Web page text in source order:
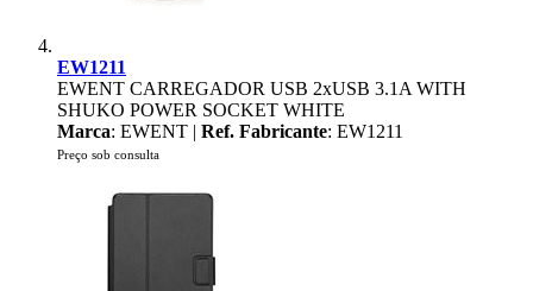
EW1211
EWENT CARREGADOR USB 2xUSB 3.1A WITH
SHUKO POWER SOCKET WHITE
Marca: EWENT | Ref. Fabricante: EW1211
Preço sob consulta